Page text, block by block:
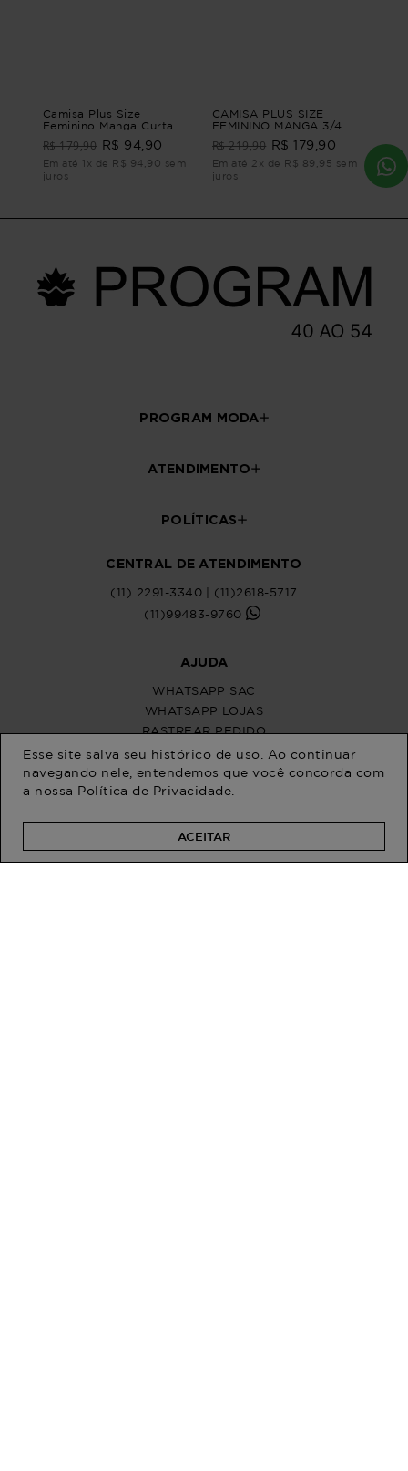
Camisa Plus Size
Feminino Manga Curta
R$ 179,90 R$ 94,90
Em até 1x de R$ 94,90 sem
juros
CAMISA PLUS SIZE
FEMININO MANGA 3/4
LISTRADO SANDY
CAMISA PLUS SIZE
FEMININO MANGA 3/4
SANDY Azul M - 44
R$ 219,90 R$ 179,90
Em até 2x de R$ 89,95 sem
juros
Esse site salva seu histórico de uso. Ao continuar
navegando nele, entendemos que você concorda com
a nossa Política de Privacidade
ACEITAR